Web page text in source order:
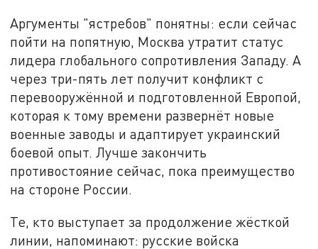
Аргументы "ястребов" понятны: если сейчас
пойти на попятную, Москва утратит статус
лидера глобального сопротивления Западу. А
через три-пять лет получит конфликт с
перевооружённой и подготовленной Европой,
которая к тому времени развернёт новые
военные заводы и адаптирует украинский
боевой опыт. Лучше закончить
противостояние сейчас, пока преимущество
на стороне России.
Те, кто выступает за продолжение жёсткой
линии, напоминают: русские войска